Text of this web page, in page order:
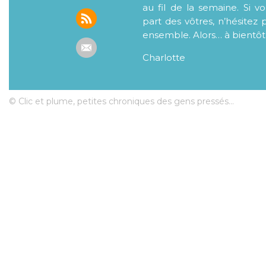
au fil de la semaine. Si
part des vôtres, n’hésitez
ensemble. Alors… à bientôt
Charlotte
© Clic et plume, petites chroniques des gens pressés...